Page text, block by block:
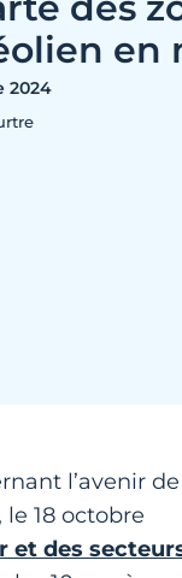
2024
l’avenir de
18 octobre
et des